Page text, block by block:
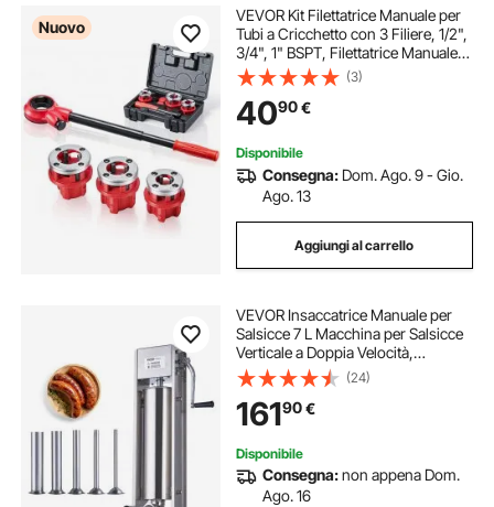
Nuovo
VEVOR Kit Filettatrice Manuale per
Tubi a Cricchetto con 3 Filiere, 1/2",
3/4", 1" BSPT, Filettatrice Manuale
per Tubi, Impugnatura Comoda,
con Valigetta per Installazione e
Riparazione Idraulica
(3)
4090€
Disponibile
Consegna: Dom. Ago. 9 - Gio.
Ago. 13
Aggiungi al carrello
VEVOR Insaccatrice Manuale per
Salsicce 7 L Macchina per Salsicce
Verticale a Doppia Velocità,
Realizzata in Acciaio Inossidabile
304 per Uso Alimentare, 5 Tubi di
Ripieno, per Cucina, Ristorante
(24)
16190€
Disponibile
Consegna:non appena Dom.
Ago. 16